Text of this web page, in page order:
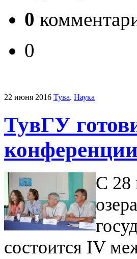
0
0
22 июня 2016 Тува. Наука
ТувГУ
С 28
состоится IV